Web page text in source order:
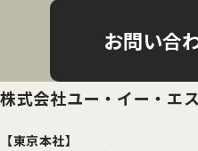
お問い合
株式会社ユー・イー・エス
【東京本社】